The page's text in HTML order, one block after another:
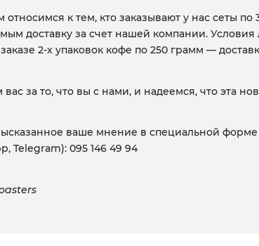
к тем, кто заказывают у нас сеты по
доставку за счет нашей компании. Условия
2-х упаковок кофе по 250 грамм —
за то, что вы с нами, и надеемся, что эта
ваше мнение в специальной
Telegram): 095 146 49 94